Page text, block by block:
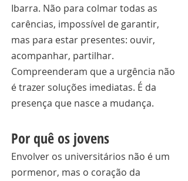
Ibarra. Não para colmar todas as
carências, impossível de garantir,
mas para estar presentes: ouvir,
acompanhar, partilhar.
Compreenderam que a urgência não
é trazer soluções imediatas. É da
presença que nasce a mudança.
Por quê os jovens
Envolver os universitários não é um
pormenor, mas o coração da